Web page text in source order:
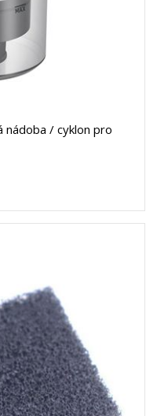
nádoba / cyklon pro